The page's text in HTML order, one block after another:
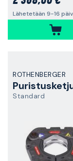
ROTHENBERGER
Standard